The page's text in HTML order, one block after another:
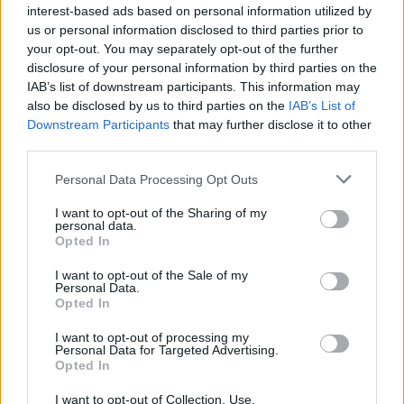
interest-based ads based on personal information utilized by
us or personal information disclosed to third parties prior to
your opt-out. You may separately opt-out of the further
disclosure of your personal information by third parties on the
IAB’s list of downstream participants. This information may
also be disclosed by us to third parties on the IAB’s List of
Downstream Participants that may further disclose it to other
Personal Data Processing Opt Outs
I want to opt-out of the Sharing of my
personal data.
Opted In
I want to opt-out of the Sale of my
Personal Data.
Opted In
I want to opt-out of processing my
Personal Data for Targeted Advertising.
Opted In
I want to opt-out of Collection, Use,
hétvégi programok
mezőgazdasági múzeum
Hozzászólások
Több mint kétszer annyi diák jutott be a
felsőoktatásba, mint ahány kollégiumi férőhely
összesen van
Nemcsak abban vannak jelentős különbségek az egyetemek között,
sem egységes. Míg a BME-n 100 újonnan felvett egyetemistára 76
férőhely jut, a BGE-n mindössze 16, a legolcsóbb havi kollégiumi
díjak pedig 9300 és 25 500 forint között mozognak a vizsgált
mennyit kell fizetni, és mi alapján dől el, hogy ki költözhet be.